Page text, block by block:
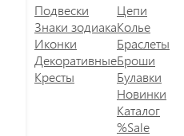
Подвески
Знаки зодиака
Иконки
Декоративные
Кресты
Цепи
Колье
Браслеты
Броши
Булавки
Новинки
Каталог
%Sale